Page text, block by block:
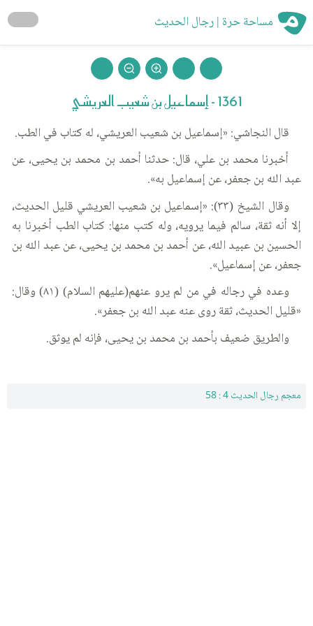
مساحة حرة | رجال الحديث
1361 - إسماعيل بن شعيب العريشي
قال النجاشي: «إسماعيل بن شعيب العريشي، له كتاب في الطب.
أخبرنا محمد بن علي، قال: حدثنا أحمد بن محمد بن يحيى، عن
عبد الله بن جعفر، عن إسماعيل به».
وقال الشيخ (٣٣): «إسماعيل بن شعيب العريشي قليل الحديث،
إلا أنه ثقة، سالم فيما يرويه، وله كتب منها: كتاب الطب أخبرنا به
الحسين بن عبيد الله، عن أحمد بن محمد بن يحيى، عن عبد الله بن
جعفر، عن إسماعيل».
وعده في رجاله في من لم يرو عنهم(عليهم السلام) (٨١) وقال:
«قليل الحديث، ثقة روى عنه عبد الله بن جعفر».
والطريق ضعيف بأحمد بن محمد بن يحيى، فإنه لم يوثق.
معجم رجال الحديث 4 : 58